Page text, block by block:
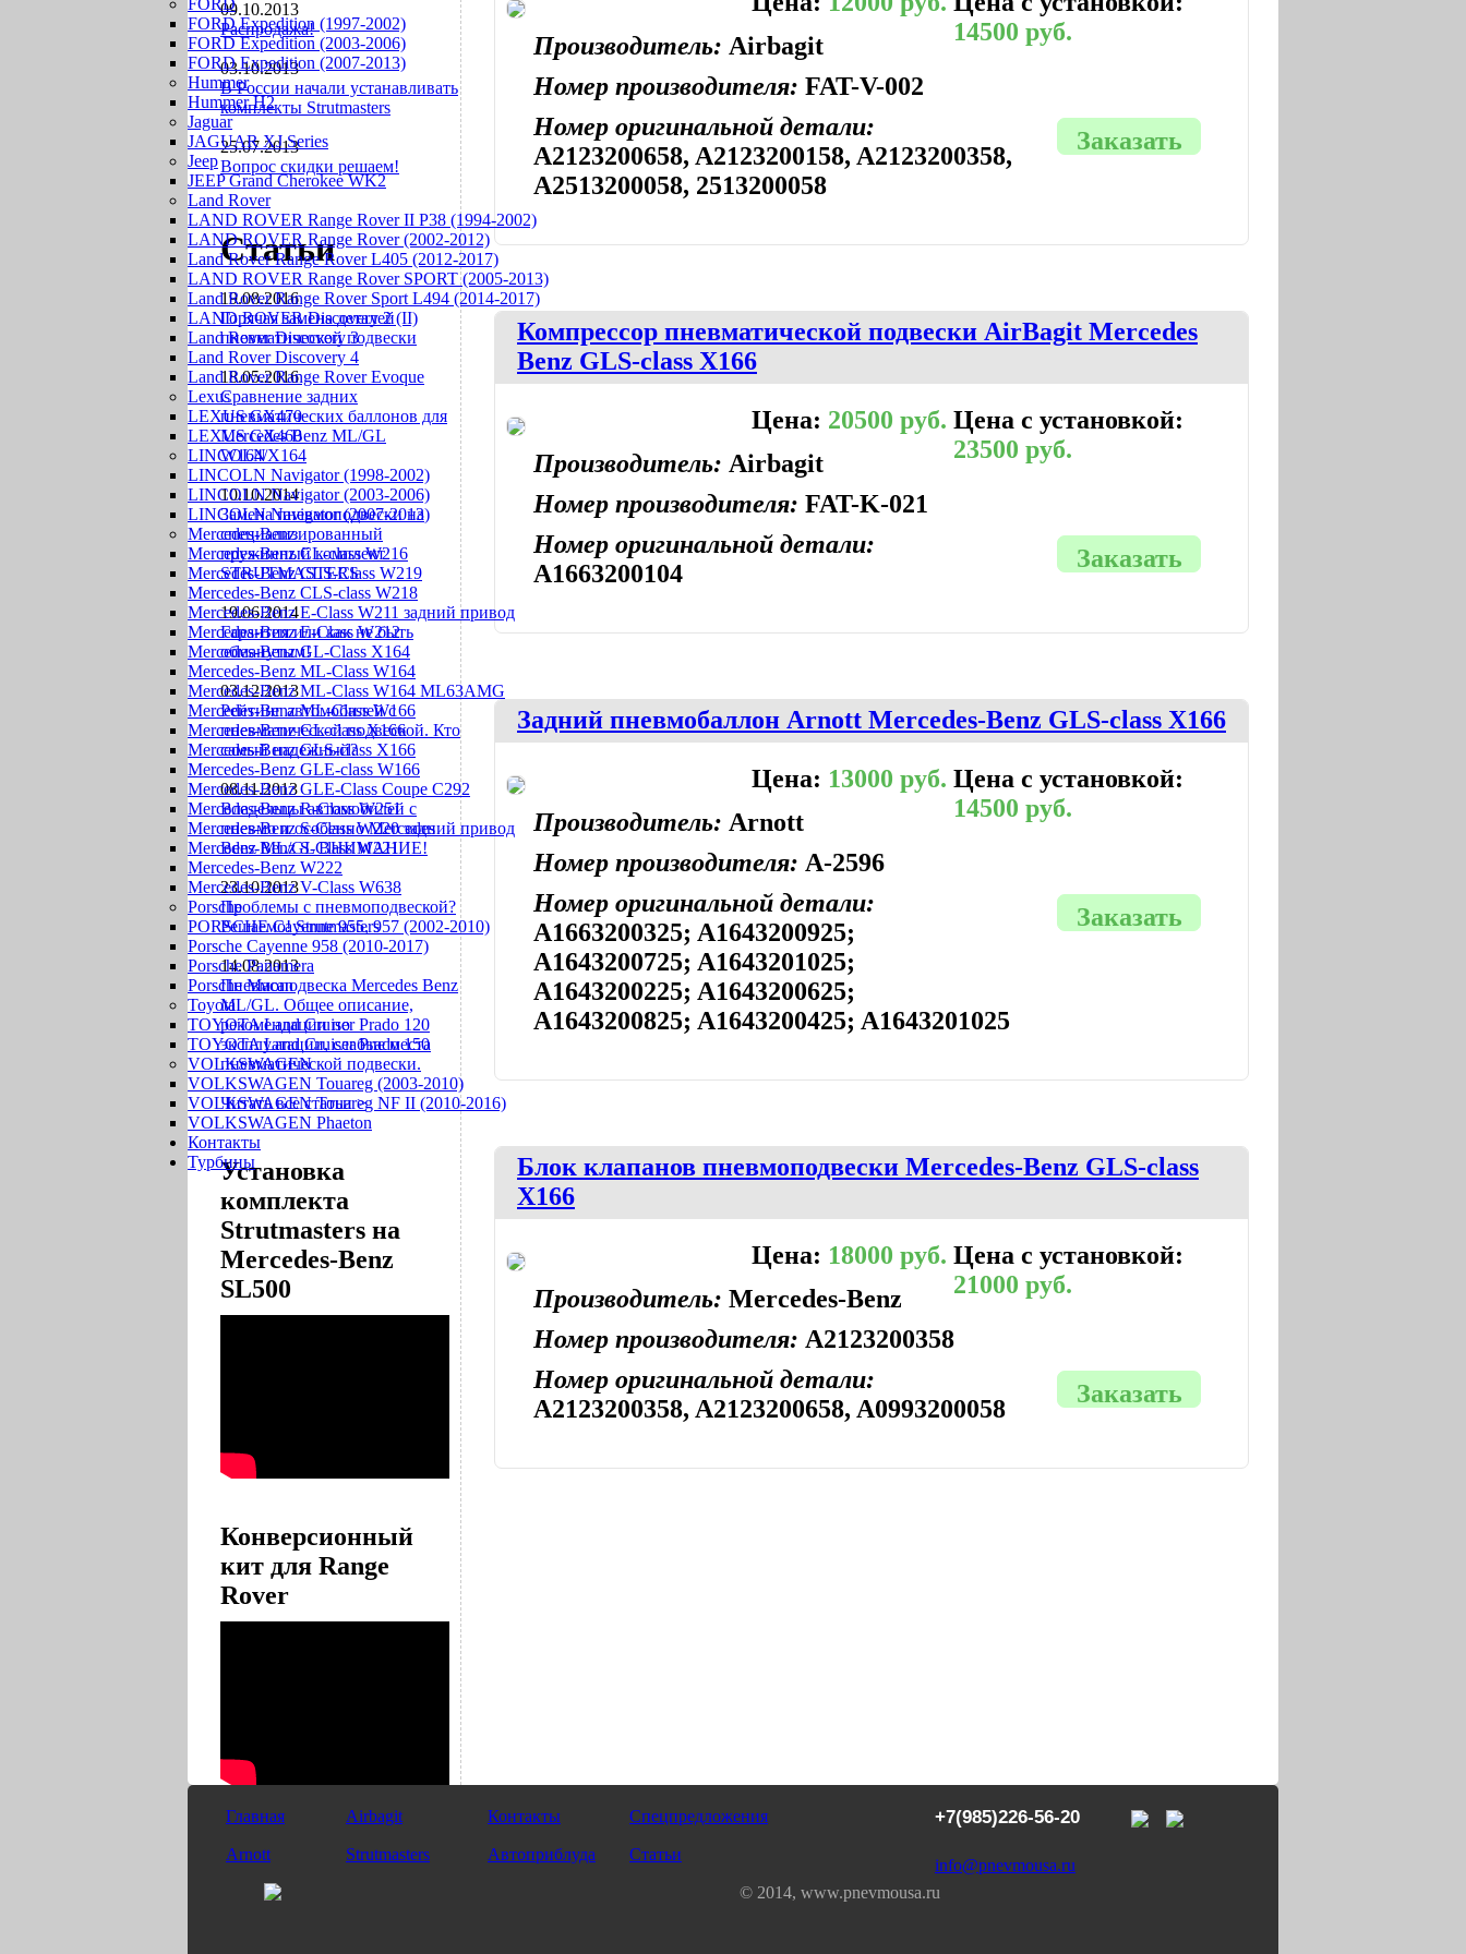
FORD
FORD Expedition (1997-2002)
FORD Expedition (2003-2006)
FORD Expedition (2007-2013)
Hummer
Hummer H2
Jaguar
JAGUAR XJ Series
Jeep
JEEP Grand Cherokee WK2
Land Rover
LAND ROVER Range Rover II P38 (1994-2002)
LAND ROVER Range Rover (2002-2012)
Land Rover Range Rover L405 (2012-2017)
LAND ROVER Range Rover SPORT (2005-2013)
Land Rover Range Rover Sport L494 (2014-2017)
LAND ROVER Discovery 2 (II)
Land Rover Discovery 3
Land Rover Discovery 4
Land Rover Range Rover Evoque
Lexus
LEXUS GX470
LEXUS GX460
LINCOLN
LINCOLN Navigator (1998-2002)
LINCOLN Navigator (2003-2006)
LINCOLN Navigator (2007-2013)
Mercedes-Benz
Mercedes-Benz CL-class W216
Mercedes-Benz CLS-Class W219
Mercedes-Benz CLS-class W218
Mercedes-Benz E-Class W211 задний привод
Mercedes-Benz E-Class W212
Mercedes-Benz GL-Class X164
Mercedes-Benz ML-Class W164
Mercedes-Benz ML-Class W164 ML63AMG
Mercedes-Benz ML-Class W166
Mercedes-Benz GL-class X166
Mercedes-Benz GLS-class X166
Mercedes-Benz GLE-class W166
Mercedes-Benz GLE-Class Coupe С292
Mercedes-Benz R-Class W251
Mercedes-Benz S-Class W220 задний привод
Mercedes-Benz S-Class W221
Mercedes-Benz W222
Mercedes-Benz V-Class W638
Porsche
PORSCHE Cayenne 955, 957 (2002-2010)
Porsche Cayenne 958 (2010-2017)
Porsche Panamera
Porsche Macan
Toyota
TOYOTA Land Cruiser Prado 120
TOYOTA Land Cruiser Prado 150
VOLKSWAGEN
VOLKSWAGEN Touareg (2003-2010)
VOLKSWAGEN Touareg NF II (2010-2016)
VOLKSWAGEN Phaeton
Контакты
Турбины
09.10.2013
Распродажа!
03.10.2013
В России начали устанавливать
комплекты Strutmasters
25.07.2013
Вопрос скидки решаем!
Статьи
19.08.2016
Горячая замена деталей
пневматической подвески
18.05.2016
Сравнение задних
пневматических баллонов для
Mercedes Benz ML/GL
W164/X164
10.10.2014
Замена пневмоподвески на
специализированный
пружинный комплект
STRUTMASTERS
19.06.2014
Гарантия или как не быть
обманутым!
03.12.2013
Рейтинг автомобилей с
пневматической подвеской. Кто
самый надежный?
08.11.2013
Владельцы автомобилей с
пневмо и особенно Mercedes
Benz ML/GL ВНИМАНИЕ!
23.10.2013
Проблемы с пневмоподвеской?
Решаемо! Strutmasters
14.08.2013
Пневмоподвеска Mercedes Benz
ML/GL. Общее описание,
рекомендации по
эксплуатации, слабые места
пневматической подвески.
Читать все статьи >
Установка
комплекта
Strutmasters на
Mercedes-Benz
SL500
Конверсионный
кит для Range
Rover
14500 руб.
Производитель: Airbagit
Номер производителя: FAT-V-002
Номер оригинальной детали:
A2123200658, A2123200158, A2123200358,
A2513200058, 2513200058
Заказать
Компрессор пневматической подвески AirBagit Mercedes
Benz GLS-class X166
Цена: 20500 руб. Цена с установкой:
23500 руб.
Производитель: Airbagit
Номер производителя: FAT-K-021
Номер оригинальной детали:
A1663200104
Заказать
Задний пневмобаллон Arnott Mercedes-Benz GLS-class X166
Цена: 13000 руб. Цена с установкой:
14500 руб.
Производитель: Arnott
Номер производителя: A-2596
Номер оригинальной детали:
A1663200325; A1643200925;
A1643200725; A1643201025;
A1643200225; A1643200625;
A1643200825; A1643200425; A1643201025
Заказать
Блок клапанов пневмоподвески Mercedes-Benz GLS-class
X166
Цена: 18000 руб. Цена с установкой:
21000 руб.
Производитель: Mercedes-Benz
Номер производителя: A2123200358
Номер оригинальной детали:
A2123200358, A2123200658, A0993200058
Заказать
Главная Airbagit Контакты Спецпредложения
Arnott Strutmasters Автоприблуда Статьи
+7(985)226-56-20
info@pnevmousa.ru
© 2014, www.pnevmousa.ru